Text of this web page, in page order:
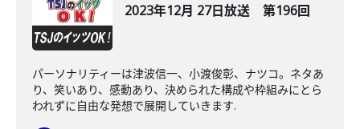
2023年12月 27日放送 第196回
パーソナリティーは津波信一、小渡俊彰、ナツコ。ネタあ
り、笑いあり、感動あり、決められた構成や枠組みにとら
われずに自由な発想で展開していきます.